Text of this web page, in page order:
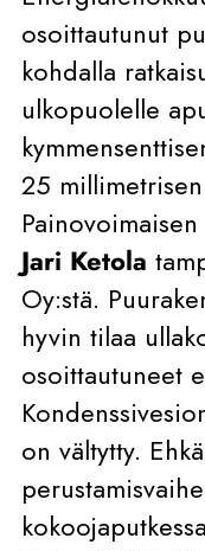
osoittautunut
kohdalla
ulkopuolelle
25
Jari Ketola
Oy:stä.
hyvin tilaa
osoittautuneet
on vältytty.